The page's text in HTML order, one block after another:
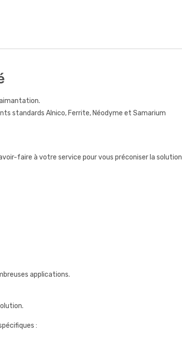
standards Alnico, Ferrite, Néodyme et Samarium
faire à votre service pour vous préconiser la solution
applications.
: